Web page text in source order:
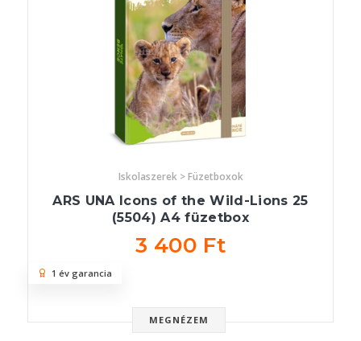
Iskolaszerek > Füzetboxok
ARS UNA Icons of the Wild-Lions 25
(5504) A4 füzetbox
3 400 Ft
MEGNÉZEM
1 év garancia